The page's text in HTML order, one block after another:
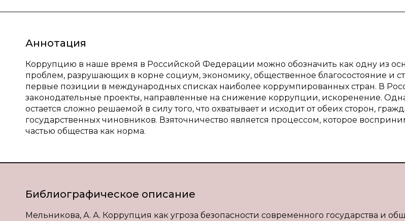
Аннотация
Коррупцию в наше время в Российской Федерации можно обозначить как одну из
проблем, разрушающих в корне социум, экономику, общественное благосостояние и
первые позиции в международных списках наиболее коррумпированных стран. В
законодательные проекты, направленные на снижение коррупции, искоренение.
остается сложно решаемой в силу того, что охватывает и исходит от обеих сторон,
государственных чиновников. Взяточничество является процессом, которое
частью общества как норма.
Библиографическое описание
Мельникова, А. А. Коррупция как угроза безопасности современного государства и